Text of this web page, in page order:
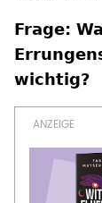
Frage:
wichtig?